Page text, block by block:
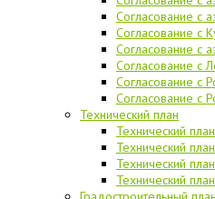
Согласование с
Согласование с
Согласование с
Согласование с
Согласование с
Согласование с
Технический план
Технический
Технический
Технический
Технический